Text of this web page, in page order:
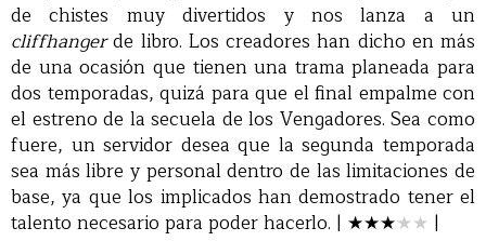
de chistes muy divertidos y nos lanza a un
cliffhangerde libro. Los creadores han dicho en más
de una ocasión que tienen una trama planeada para
dos temporadas, quizá para que el final empalme con
el estreno de la secuela de los Vengadores. Sea como
fuere, un servidor desea que la segunda temporada
sea más libre y personal dentro de las limitaciones de
base, ya que los implicados han demostrado tener el
talento necesario para poder hacerlo. | ★★★★★ |